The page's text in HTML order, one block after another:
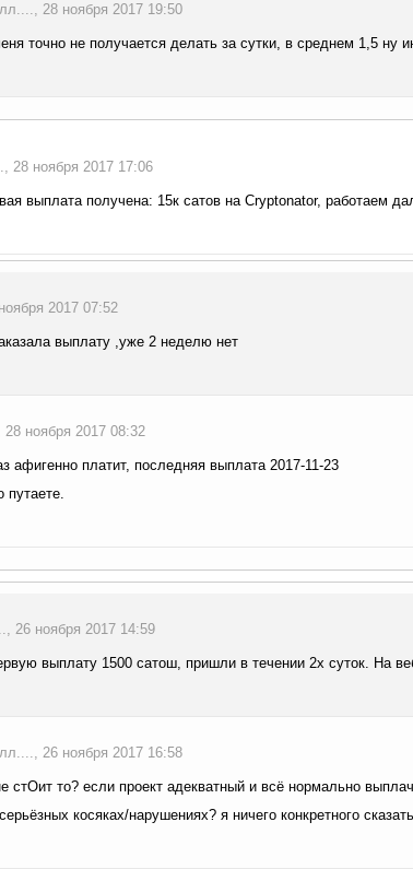
28 ноября 2017 19:50
точно не получается делать за сутки, в среднем 1,5 ну
28 ноября 2017 17:06
выплата получена: 15к сатов на Cryptonator, работаем
2017 07:52
выплату ,уже 2 неделю нет
28 ноября 2017 08:32
афигенно платит, последняя выплата 2017-11-23
путаете.
26 ноября 2017 14:59
выплату 1500 сатош, пришли в течении 2х суток. На
26 ноября 2017 16:58
стОит то? если проект адекватный и всё нормально
косяках/нарушениях? я ничего конкретного